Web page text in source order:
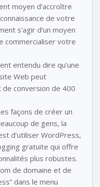
moyen d’accroître
de votre
s’agir d’un moyen
commercialiser votre
entendu dire qu’une
Web peut
conversion de 400
façons de créer un
de gens, la
d’utiliser WordPress,
gratuite qui offre
plus robustes.
de domaine et de
dans le menu